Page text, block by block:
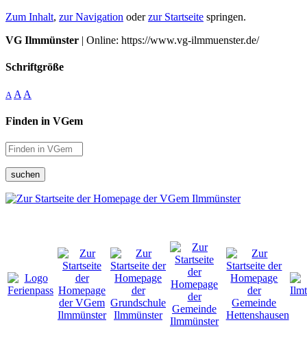
Zum Inhalt, zur Navigation oderzur Startseite springen.
VG Ilmmünster | Online: https://www.vg-ilmmuenster.de/
Schriftgröße
A A A
Finden in VGem
suchen